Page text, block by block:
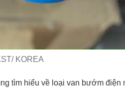
KOREA
tìm hiểu về loại van bướm điện